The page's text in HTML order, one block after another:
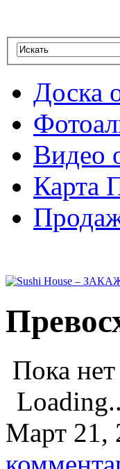
Доска
Видео
Карта
Пока нет
Март 21,